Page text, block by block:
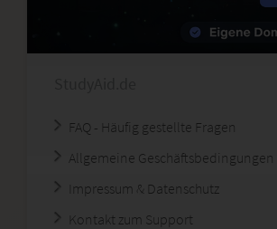
FAQ - Häufig gestellte Fragen
Allgemeine Geschäftsbedingungen
Impressum & Datenschutz
Kontakt zum Support